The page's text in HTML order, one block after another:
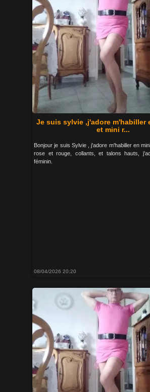
Je suis sylvie ,j'adore m'habiller
et mini r...
Bonjour je suis Sylvie , j'adore m'habiller en
rose et rouge, collants, et talons hauts,
féminin.
08/04/2026 20:20